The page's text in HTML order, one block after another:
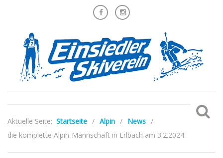
Aktuelle Seite: Startseite / Alpin / News /
die komplette Alpin-Mannschaft in Erlbach am 3.2.2024